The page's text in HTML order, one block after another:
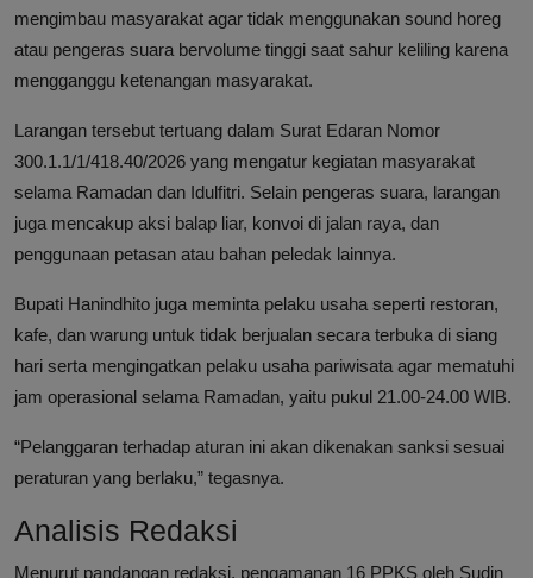
mengimbau masyarakat agar tidak menggunakan sound horeg
atau pengeras suara bervolume tinggi saat sahur keliling karena
mengganggu ketenangan masyarakat.
Larangan tersebut tertuang dalam Surat Edaran Nomor
300.1.1/1/418.40/2026 yang mengatur kegiatan masyarakat
selama Ramadan dan Idulfitri. Selain pengeras suara, larangan
juga mencakup aksi balap liar, konvoi di jalan raya, dan
penggunaan petasan atau bahan peledak lainnya.
Bupati Hanindhito juga meminta pelaku usaha seperti restoran,
kafe, dan warung untuk tidak berjualan secara terbuka di siang
hari serta mengingatkan pelaku usaha pariwisata agar mematuhi
jam operasional selama Ramadan, yaitu pukul 21.00-24.00 WIB.
“Pelanggaran terhadap aturan ini akan dikenakan sanksi sesuai
peraturan yang berlaku,” tegasnya.
Analisis Redaksi
Menurut pandangan redaksi, pengamanan 16 PPKS oleh Sudin